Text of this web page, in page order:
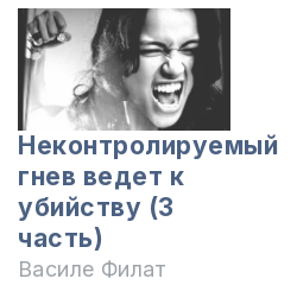
Неконтролируемый
гнев ведет к
убийству (3
часть)
Василе Филат